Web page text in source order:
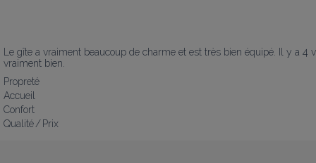
Le gîte a vraiment beaucoup de charme et est très bien équipé. Il y a
vraiment bien.
Propreté
Accueil
Confort
Qualité / Prix